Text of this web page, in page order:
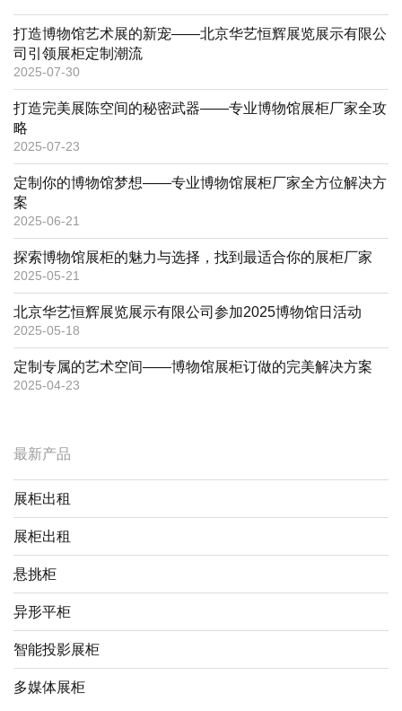
的
打造博物馆艺术展的新宠——北京华艺恒辉展览展示有限公
司引领展柜定制潮流
2025-07-30
打造完美展陈空间的秘密武器——专业博物馆展柜厂家全攻
略
2025-07-23
定制你的博物馆梦想——专业博物馆展柜厂家全方位解决方
案
2025-06-21
探索博物馆展柜的魅力与选择，找到最适合你的展柜厂家
2025-05-21
北京华艺恒辉展览展示有限公司参加2025博物馆日活动
2025-05-18
定制专属的艺术空间——博物馆展柜订做的完美解决方案
2025-04-23
最新产品
展柜出租
展柜出租
悬挑柜
异形平柜
智能投影展柜
多媒体展柜